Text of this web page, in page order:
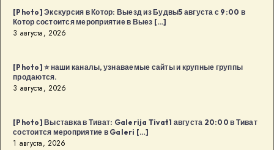
[Photo] Экскурсия в Котор: Выезд из Будвы5 августа с 9:00 в
Котор состоится мероприятие в Выез […]
3 августа, 2026
[Photo] ⭐️ наши каналы, узнаваемые сайты и крупные группы
продаются.
3 августа, 2026
[Photo] Выставка в Тиват: Galerija Tivat1 августа 20:00 в Тиват
состоится мероприятие в Galeri […]
1 августа, 2026